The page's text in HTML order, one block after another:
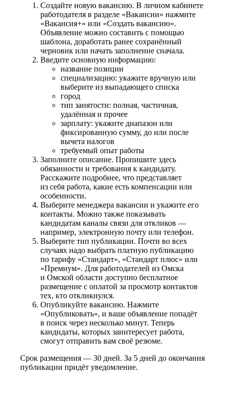
Создайте новую вакансию. В личном кабинете
работодателя в разделе «Вакансии» нажмите
«Вакансия+» или «Создать вакансию».
Объявление можно составить с помощью
шаблона, доработать ранее сохранённый
черновик или начать заполнение сначала.
Введите основную информацию:
название позиции
специализацию: укажите вручную или
выберите из выпадающего списка
город
тип занятости: полная, частичная,
удалённая и прочее
зарплату: укажите диапазон или
фиксированную сумму, до или после
вычета налогов
требуемый опыт работы
Заполните описание. Пропишите здесь
обязанности и требования к кандидату.
Расскажите подробнее, что представляет
из себя работа, какие есть компенсации или
особенности.
Выберите менеджера вакансии и укажите его
контакты. Можно также показывать
кандидатам каналы связи для откликов —
например, электронную почту или телефон.
Выберите тип публикации. Почти во всех
случаях надо выбрать платную публикацию
по тарифу «Стандарт», «Стандарт плюс» или
«Премиум». Для работодателей из Омска
и Омской области доступно бесплатное
размещение с оплатой за просмотр контактов
тех, кто откликнулся.
Опубликуйте вакансию. Нажмите
«Опубликовать», и ваше объявление попадёт
в поиск через несколько минут. Теперь
кандидаты, которых заинтересует работа,
смогут отправить вам своё резюме.
Срок размещения — 30 дней. За 5 дней до окончания
публикации придёт уведомление.